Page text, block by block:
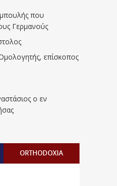
που
Γερμανούς
επίσκοπος
ο εν
ORTHODOXIA